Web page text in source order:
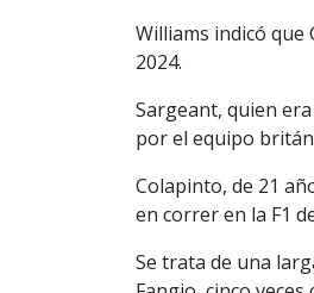
Williams indicó que
2024.
Sargeant, quien
por el equipo
Colapinto, de 21
en correr en la F1
Se trata de una